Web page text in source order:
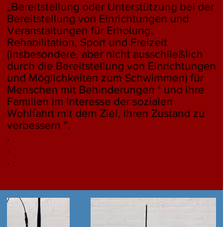
„Bereitstellung oder Unterstützung bei der
Bereitstellung von Einrichtungen und
Veranstaltungen für Erholung,
Rehabilitation, Sport und Freizeit
(insbesondere, aber nicht ausschließlich
durch die Bereitstellung von Einrichtungen
und Möglichkeiten zum Schwimmen) für
Menschen mit Behinderungen * und ihre
Familien im Interesse der sozialen
Wohlfahrt mit dem Ziel, ihren Zustand zu
verbessern “.
.
.
.